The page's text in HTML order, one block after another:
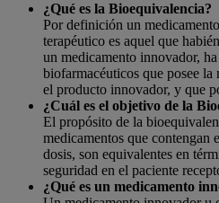
¿Qué es la Bioequivalencia?
Por definición un
terapéutico es aquel que
un medicamento innovador,
biofarmacéuticos que posee
el producto innovador, y que
¿Cuál es el objetivo de la
El propósito de la
medicamentos que contengan
dosis, son equivalentes en
seguridad en el paciente
¿Qué es un medicamento